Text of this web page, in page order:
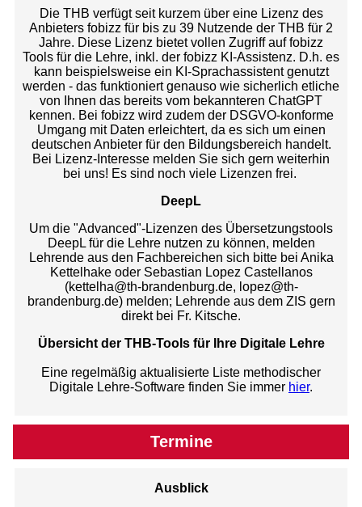
Die THB verfügt seit kurzem über eine Lizenz des
Anbieters fobizz für bis zu 39 Nutzende der THB für 2
Jahre. Diese Lizenz bietet vollen Zugriff auf fobizz
Tools für die Lehre, inkl. der fobizz KI-Assistenz. D.h. es
kann beispielsweise ein KI-Sprachassistent genutzt
werden - das funktioniert genauso wie sicherlich etliche
von Ihnen das bereits vom bekannteren ChatGPT
kennen. Bei fobizz wird zudem der DSGVO-konforme
Umgang mit Daten erleichtert, da es sich um einen
deutschen Anbieter für den Bildungsbereich handelt.
Bei Lizenz-Interesse melden Sie sich gern weiterhin
bei uns! Es sind noch viele Lizenzen frei.
DeepL
Um die "Advanced"-Lizenzen des Übersetzungstools
DeepL für die Lehre nutzen zu können, melden
Lehrende aus den Fachbereichen sich bitte bei Anika
Kettelhake oder Sebastian Lopez Castellanos
(kettelha@th-brandenburg.de, lopez@th-
brandenburg.de) melden; Lehrende aus dem ZIS gern
direkt bei Fr. Kitsche.
Übersicht der THB-Tools für Ihre Digitale Lehre
Eine regelmäßig aktualisierte Liste methodischer
Digitale Lehre-Software finden Sie immer hier.
Termine
Ausblick